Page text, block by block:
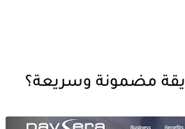
مضمونة وسريعة؟